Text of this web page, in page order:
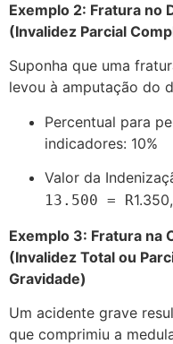
Exemplo 2: Fratura no
(Invalidez Parcial
Suponha que uma
levou à amputação do
Percentual para
indicadores: 10%
Valor da
13.500 = R
Exemplo 3: Fratura na
(Invalidez Total ou
Gravidade)
Um acidente grave
que comprimiu a